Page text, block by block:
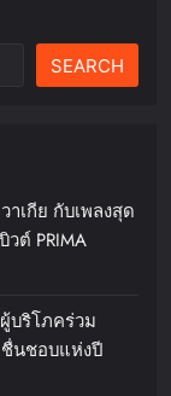
Prime
2026
อกย้ำความ
พียวในระดับ
SEARCH
าเกีย กับเพลงสุด
วต์ PRIMA
ผู้บริโภคร่วม
นชอบแห่งปี